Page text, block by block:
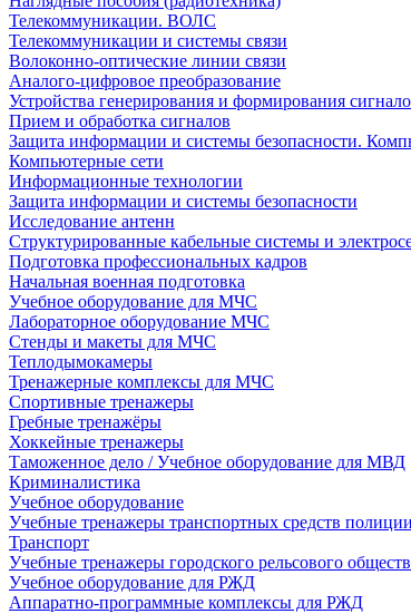
Телекоммуникации. ВОЛС
Телекоммуникации и системы связи
Волоконно-оптические линии связи
Аналого-цифровое преобразование
Устройства генерирования и формирования
Прием и обработка сигналов
Защита информации и системы безопасности.
Компьютерные сети
Информационные технологии
Защита информации и системы безопасности
Исследование антенн
Структурированные кабельные системы и
Подготовка профессиональных кадров
Начальная военная подготовка
Учебное оборудование для МЧС
Лабораторное оборудование МЧС
Стенды и макеты для МЧС
Теплодымокамеры
Тренажерные комплексы для МЧС
Спортивные тренажеры
Гребные тренажёры
Хоккейные тренажеры
Таможенное дело / Учебное оборудование для МВД
Криминалистика
Учебное оборудование
Учебные тренажеры транспортных средств полиции
Транспорт
Учебные тренажеры городского рельсового
Учебное оборудование для РЖД
Аппаратно-программные комплексы для РЖД